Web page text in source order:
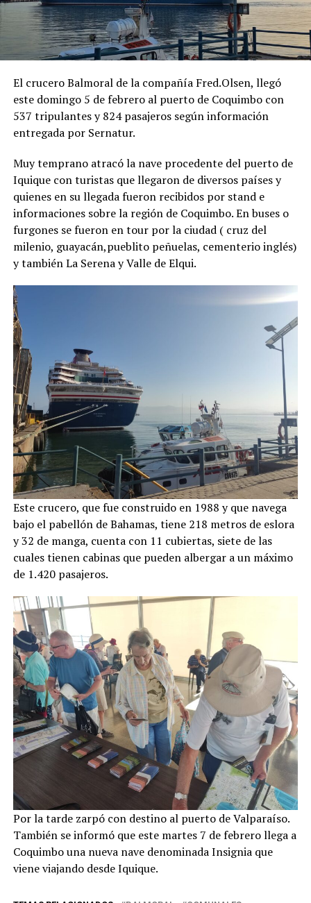
El crucero Balmoral de la compañía Fred.Olsen, llegó
este domingo 5 de febrero al puerto de Coquimbo con
537 tripulantes y 824 pasajeros según información
entregada por Sernatur.
Muy temprano atracó la nave procedente del puerto de
Iquique con turistas que llegaron de diversos países y
quienes en su llegada fueron recibidos por stand e
informaciones sobre la región de Coquimbo. En buses o
furgones se fueron en tour por la ciudad ( cruz del
milenio, guayacán,pueblito peñuelas, cementerio inglés)
y también La Serena y Valle de Elqui.
Este crucero, que fue construido en 1988 y que navega
bajo el pabellón de Bahamas, tiene 218 metros de eslora
y 32 de manga, cuenta con 11 cubiertas, siete de las
cuales tienen cabinas que pueden albergar a un máximo
de 1.420 pasajeros.
Por la tarde zarpó con destino al puerto de Valparaíso.
También se informó que este martes 7 de febrero llega a
Coquimbo una nueva nave denominada Insignia que
viene viajando desde Iquique.